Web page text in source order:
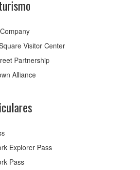
Visitor Center
Partnership
Alliance
Explorer Pass
Pass